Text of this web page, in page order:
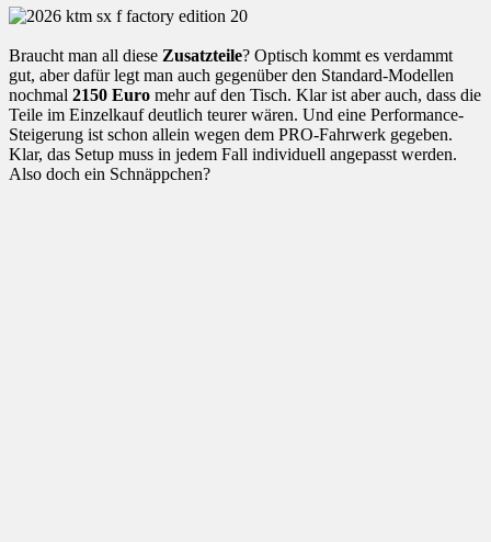
Braucht man all diese Zusatzteile? Optisch kommt es verdammt
gut, aber dafür legt man auch gegenüber den Standard-Modellen
nochmal 2150 Euro mehr auf den Tisch. Klar ist aber auch, dass die
Teile im Einzelkauf deutlich teurer wären. Und eine Performance-
Steigerung ist schon allein wegen dem PRO-Fahrwerk gegeben.
Klar, das Setup muss in jedem Fall individuell angepasst werden.
Also doch ein Schnäppchen?